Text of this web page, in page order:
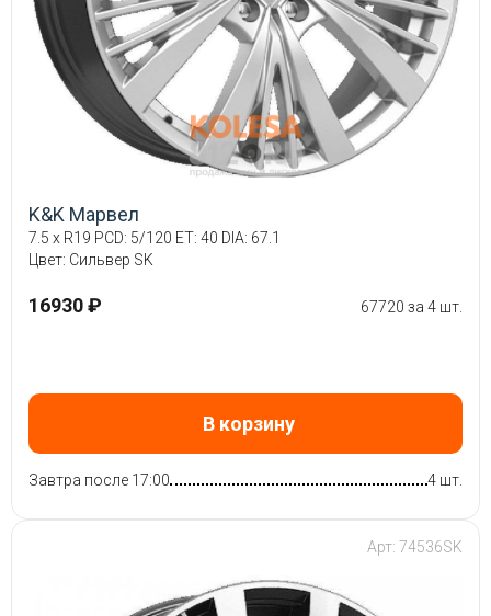
K&K Марвел
7.5 x R19 PCD: 5/120 ET: 40 DIA: 67.1
Цвет: Сильвер SK
16930 ₽ 67720 за 4 шт.
В корзину
Завтра после 17:00 4 шт.
Арт: 74536SK